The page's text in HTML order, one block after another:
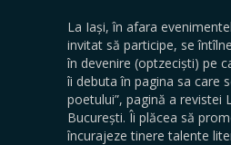
La Iași, în afara
invitat să participe, se
în devenire (optzeciști) pe
îi debuta în pagina sa care
poetului”, pagină a revistei
București. Îi plăcea să
încurajeze tinere talente